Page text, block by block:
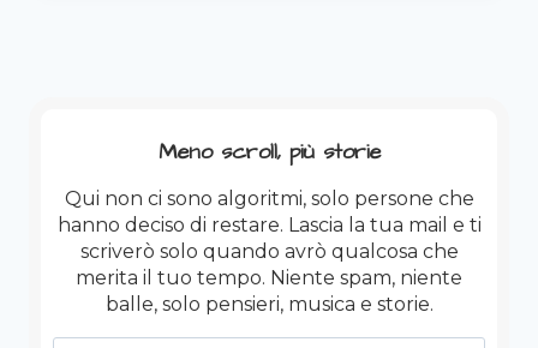
Meno scroll, più storie
Qui non ci sono algoritmi, solo persone che
hanno deciso di restare. Lascia la tua mail e ti
scriverò solo quando avrò qualcosa che
merita il tuo tempo. Niente spam, niente
balle, solo pensieri, musica e storie.